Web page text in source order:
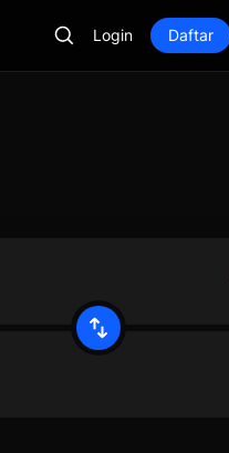
Login Daftar